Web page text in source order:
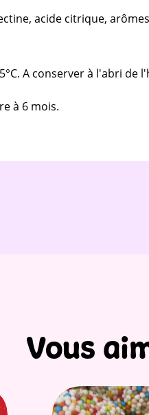
acide citrique,
A conserver à l'abri
à 6 mois.
Vous